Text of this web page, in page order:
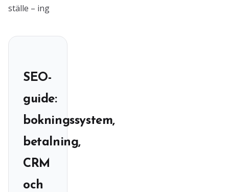
ställe – ing
SEO-
guide:
bokningssystem,
betalning,
CRM
och